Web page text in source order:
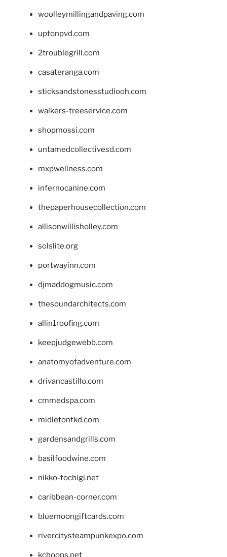
woolleymillingandpaving.com
uptonpvd.com
2troublegrill.com
casateranga.com
sticksandstonesstudiooh.com
walkers-treeservice.com
shopmossi.com
untamedcollectivesd.com
mxpwellness.com
infernocanine.com
thepaperhousecollection.com
allisonwillisholley.com
solslite.org
portwayinn.com
djmaddogmusic.com
thesoundarchitects.com
allin1roofing.com
keepjudgewebb.com
anatomyofadventure.com
drivancastillo.com
cmmedspa.com
midletontkd.com
gardensandgrills.com
basilfoodwine.com
nikko-tochigi.net
caribbean-corner.com
bluemoongiftcards.com
rivercitysteampunkexpo.com
kchoops.net